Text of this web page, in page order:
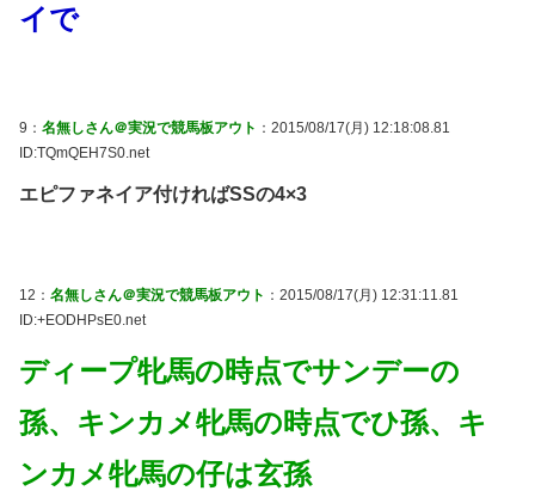
イで
9： 名無しさん＠実況で競馬板アウト ：2015/08/17(月) 12:18:08.81
ID:TQmQEH7S0.net
エピファネイア付ければSSの4×3
12： 名無しさん＠実況で競馬板アウト ：2015/08/17(月) 12:31:11.81
ID:+EODHPsE0.net
ディープ牝馬の時点でサンデーの
孫、キンカメ牝馬の時点でひ孫、キ
ンカメ牝馬の仔は玄孫